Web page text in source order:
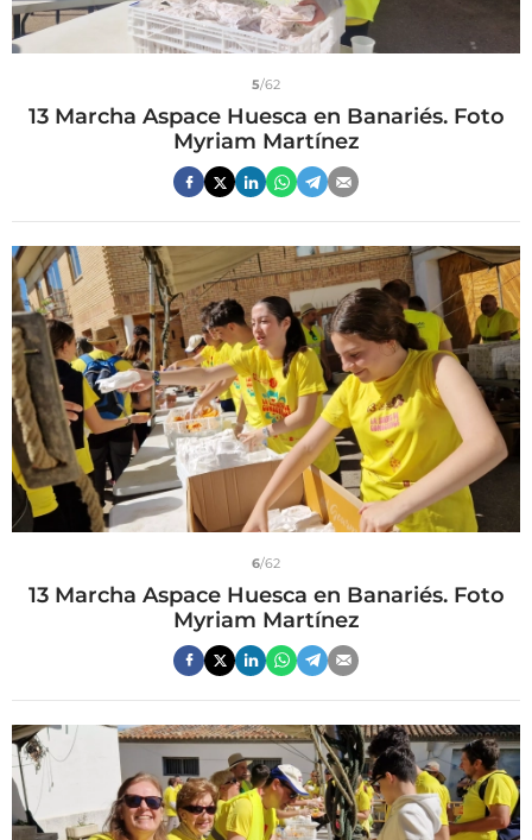
5/62
13 Marcha Aspace Huesca en Banariés. Foto
Myriam Martínez
6/62
13 Marcha Aspace Huesca en Banariés. Foto
Myriam Martínez